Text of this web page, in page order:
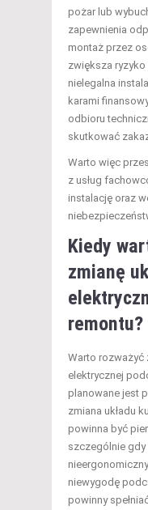
pożar lub
zapewnienia
montaż przez
zwiększa
nielegalna
karami
odbioru
skutkować
Warto więc
z usług
instalację oraz
Kiedy
zmianę
remontu?
Warto rozważyć
elektrycznej
planowane jest
zmiana układu
powinna być
szczególnie gdy
niewygodę
powinny